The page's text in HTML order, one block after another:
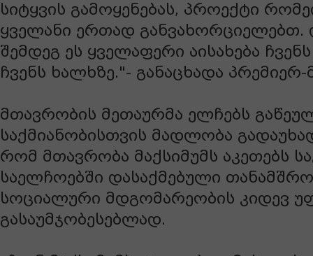
სიტყვის გამოყენებას, პროექტი
ყველანი ერთად განვახორციელებთ.
შემდეგ ეს ყველაფერი აისახება
ჩვენს ხალხზე."- განაცხადა პრემიერ-
მთავრობის მეთაურმა ელჩებს
საქმიანობისთვის მადლობა
რომ მთავრობა მაქსიმუმს აკეთებს
საელჩოებში დასაქმებული
სოციალური მდგომარეობის კიდევ
გასაუმჯობესებლად.